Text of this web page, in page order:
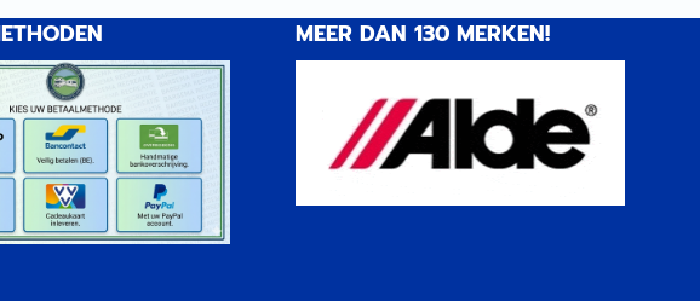
MEER DAN 130 MERKEN!